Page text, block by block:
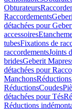
Obturateurs
Raccordements
détachées pour
accessoires
tubesFixations de
raccordementsJoints
bridesGeberit
détachées pour
ManchonsRéductions
RéductionsCoudes
détachées pour Tés
Réductions